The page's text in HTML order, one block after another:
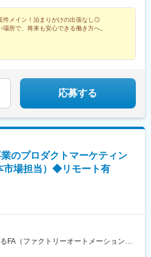
◎また、若手社員の方（目安20代）に
あり）も行っています。例：大卒の場
給！★直行直帰もOK！車両借上手当あ
、マイカー通勤OKです（ガソリン代・
ぐの車通勤はNG）。業務に自家用車を
煙、執務スペース外に喫煙所あり
件メイン！泊まりがけの出張なし◎
場所で、将来も安心できる働き方へ。
応募する
のプロダクトマーケティン
市場担当）◆リモート有
FA（ファクトリーオートメーション）